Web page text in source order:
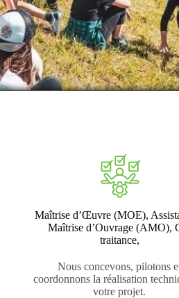
Maîtrise d’Œuvre (MOE),
Maîtrise d’Ouvrage (AMO),
traitance,
Nous concevons, pilotons
coordonnons la réalisation
votre projet.